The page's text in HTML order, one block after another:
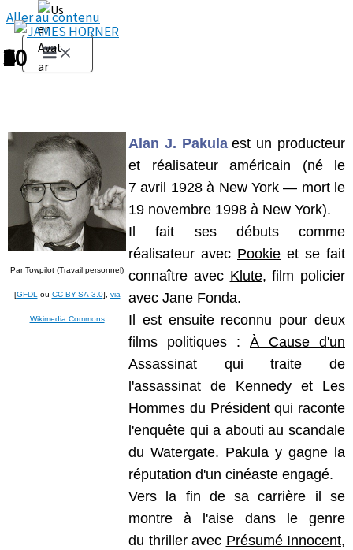
Aller au contenu
Par Towpilot (Travail personnel)
[GFDL ou CC-BY-SA-3.0], via
Wikimedia Commons
Alan J. Pakula est un producteur
et réalisateur américain (né le
7 avril 1928 à New York — mort le
19 novembre 1998 à New York).
Il fait ses débuts comme
réalisateur avec Pookie et se fait
connaître avec Klute, film policier
avec Jane Fonda.
Il est ensuite reconnu pour deux
films politiques : À Cause d'un
Assassinat qui traite de
l'assassinat de Kennedy et Les
Hommes du Présidentqui raconte
l'enquête qui a abouti au scandale
du Watergate. Pakula y gagne la
réputation d'un cinéaste engagé.
Vers la fin de sa carrière il se
montre à l'aise dans le genre
du thrilleravec Présumé Innocent,
1
2
3
4
5
6
7
8
9
10